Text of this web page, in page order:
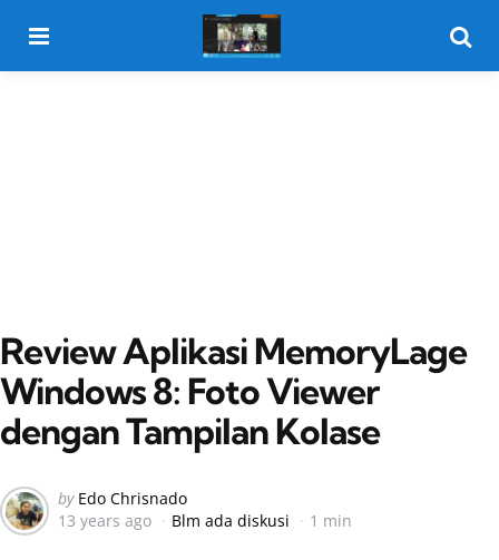
Review Aplikasi MemoryLage
Windows 8: Foto Viewer
dengan Tampilan Kolase
Posted
by
by Edo Chrisnado
13 years ago
Blm ada diskusi 1 min